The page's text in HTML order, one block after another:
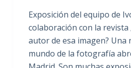
Exposición del equipo de
colaboración con la revista
autor de esa imagen? Una
mundo de la fotografía